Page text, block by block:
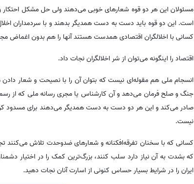
مسئولان این هر دو قوه شعارهای خوبی می‌دهند ولی حل مشکل
است. این دو قوه باید دست به دست همدیگر بدهند و با سردمداران
کسانی با اخلالگران اقتصادی همدست هستند آنها را هم بدون اغماض
اقتصاد را اینگونه می‌توان از شر اخلالگران نجات داد.
انسجام ملی هم مقوله‌ای نیست که بتوان آن را با نصیحت و شعار
جنگ و صلح فرمان می‌دهد و آن کارشناس یا مجری رسانه ملی که از
صادر می‌کند و این هر دو دست به دست همدیگر می‌دهند برای مسدود
نیست.
کسانی که با سخنان تفرقه‌افکنانه و شعارهای ضدوحدت تلاش می‌کنند
که بشدت به آن نیاز دارد سلب کنند، بزرگ‌ترین کمک را در اختیار
ایران را در شرایط بسیار حساس کنونی از اسارت آنان نجات دهید.